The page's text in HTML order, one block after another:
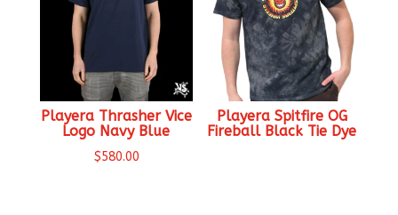
Playera Thrasher Vice
Logo Navy Blue
$580.00
Playera Spitfire OG
Fireball Black Tie Dye